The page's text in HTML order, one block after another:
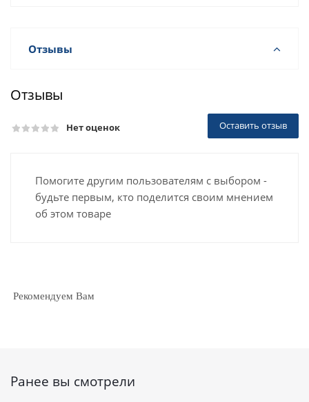
Отзывы
Отзывы
Нет оценок Оставить отзыв
Помогите другим пользователям с выбором -
будьте первым, кто поделится своим мнением
об этом товаре
Рекомендуем Вам
Ранее вы смотрели